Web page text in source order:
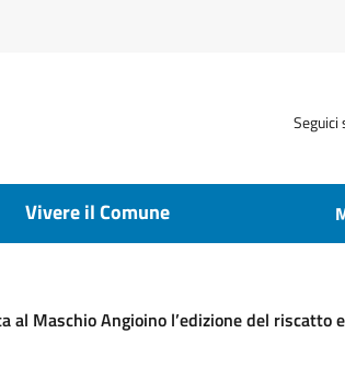
Seguici
Vivere il Comune
al Maschio Angioino l’edizione del riscatto